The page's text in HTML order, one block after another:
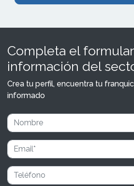
Completa el
información del
Crea tu perfil, encuentra tu
informado